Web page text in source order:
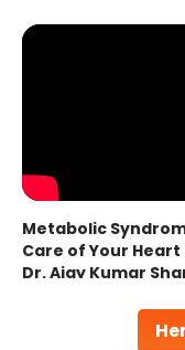
Metabolic
Care of Your Heart
Dr. Ajay Kumar